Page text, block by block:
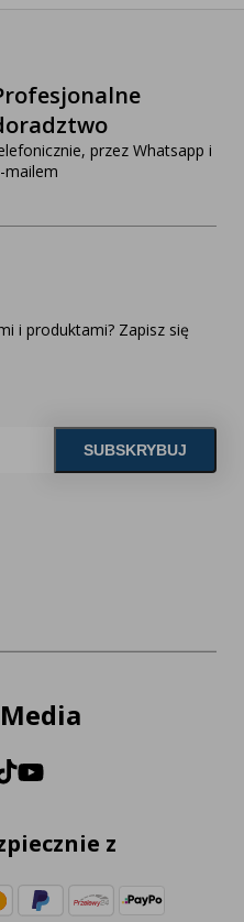
przez Whatsapp i
mailem
i produktami? Zapisz się
z